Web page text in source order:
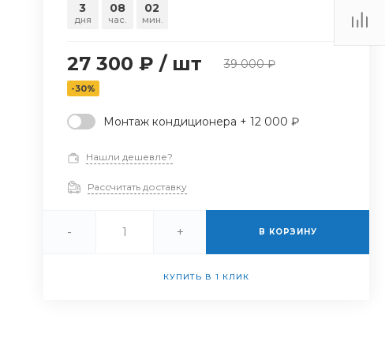
3
дня
08
час.
02
мин.
27 300 ₽ / шт 39 000 ₽
-30%
Монтаж кондиционера + 12 000 ₽
Нашли дешевле?
Рассчитать доставку
- + В КОРЗИНУ
КУПИТЬ В 1 КЛИК